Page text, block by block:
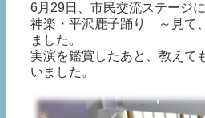
6月29日、市民交流ステージ
神楽・平沢鹿子踊り ～見て
ました。
実演を鑑賞したあと、教えて
いました。